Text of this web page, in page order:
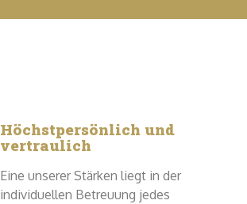
Höchstpersönlich und
vertraulich
Eine unserer Stärken liegt in der
individuellen Betreuung jedes